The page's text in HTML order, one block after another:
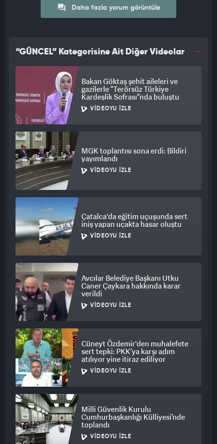
Daha fazla yorum görüntüle
“GÜNCEL” Kategorisine Ait Diğer Videolar
Bakan Göktaş şehit aileleri ve
gazilerle “Terörsüz Türkiye
Kardeşlik Sofrası”nda buluştu
VIDEOYU İZLE
MGK toplantısı sona erdi: Bildiri
yayımlandı
VIDEOYU İZLE
Çatalca'da eğitim uçuşunda sert
iniş yapan uçakta hasar oluştu
VIDEOYU İZLE
Avcılar Belediye Başkanı Utku
Caner Çaykara hakkında karar
verildi
VIDEOYU İZLE
Cüneyt Özdemir'den muhalefete
sert tepki: PKK’ya karşı adım
atılıyor yine itiraz ediliyor
VIDEOYU İZLE
Milli Güvenlik Kurulu
Cumhurbaşkanlığı Külliyesi’nde
toplandı
VIDEOYU İZLE